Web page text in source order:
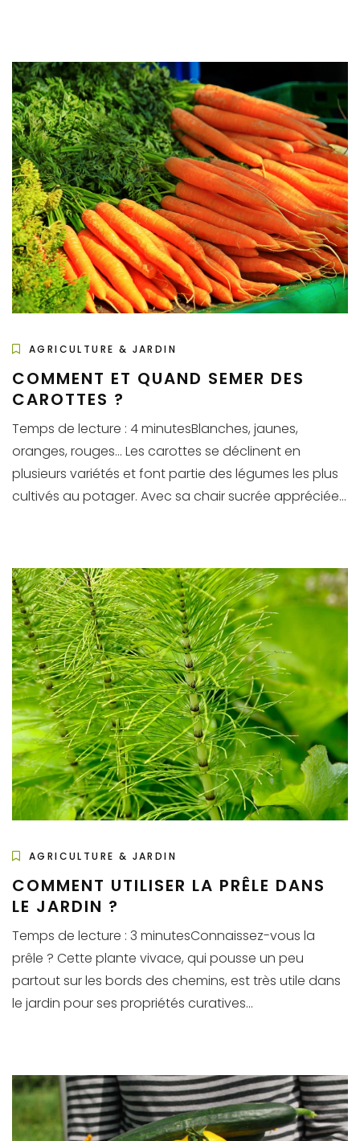
AGRICULTURE & JARDIN
COMMENT ET QUAND SEMER DES
CAROTTES ?
Temps de lecture : 4 minutesBlanches, jaunes,
oranges, rouges… Les carottes se déclinent en
plusieurs variétés et font partie des légumes les plus
cultivés au potager. Avec sa chair sucrée appréciée...
AGRICULTURE & JARDIN
COMMENT UTILISER LA PRÊLE DANS
LE JARDIN ?
Temps de lecture : 3 minutesConnaissez-vous la
prêle ? Cette plante vivace, qui pousse un peu
partout sur les bords des chemins, est très utile dans
le jardin pour ses propriétés curatives...